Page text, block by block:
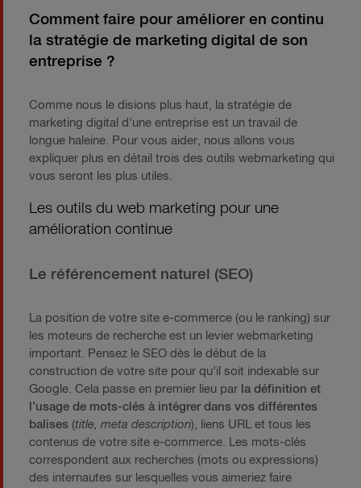
Comment faire pour améliorer en continu
la stratégie de marketing digital de son
entreprise ?
Comme nous le disions plus haut, la stratégie de
marketing digital d'une entreprise est un travail de
longue haleine. Pour vous aider, nous allons vous
expliquer plus en détail trois des outils webmarketing qui
vous seront les plus utiles.
Les outils du web marketing pour une
amélioration continue
Le référencement naturel (SEO)
La position de votre site e-commerce (ou le ranking) sur
les moteurs de recherche est un levier webmarketing
important. Pensez le SEO dès le début de la
construction de votre site pour qu’il soit indexable sur
Google. Cela passe en premier lieu par la définition et
l’usage de mots-clés à intégrer dans vos différentes
balises (title, meta description), liens URL et tous les
contenus de votre site e-commerce. Les mots-clés
correspondent aux recherches (mots ou expressions)
des internautes sur lesquelles vous aimeriez faire